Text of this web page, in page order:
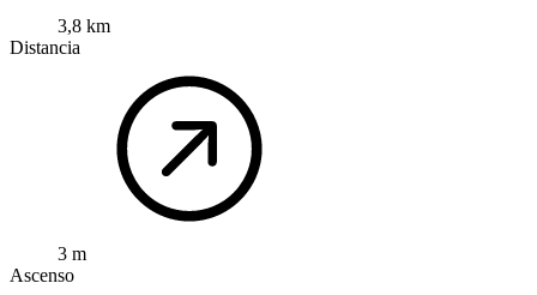
3,8 km
Distancia
3 m
Ascenso